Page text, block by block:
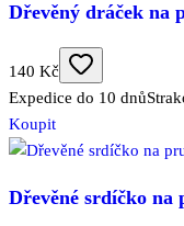
Dřevěný dráček na
140 Kč
Expedice do 10 dnů
Koupit
Dřevěné srdíčko na